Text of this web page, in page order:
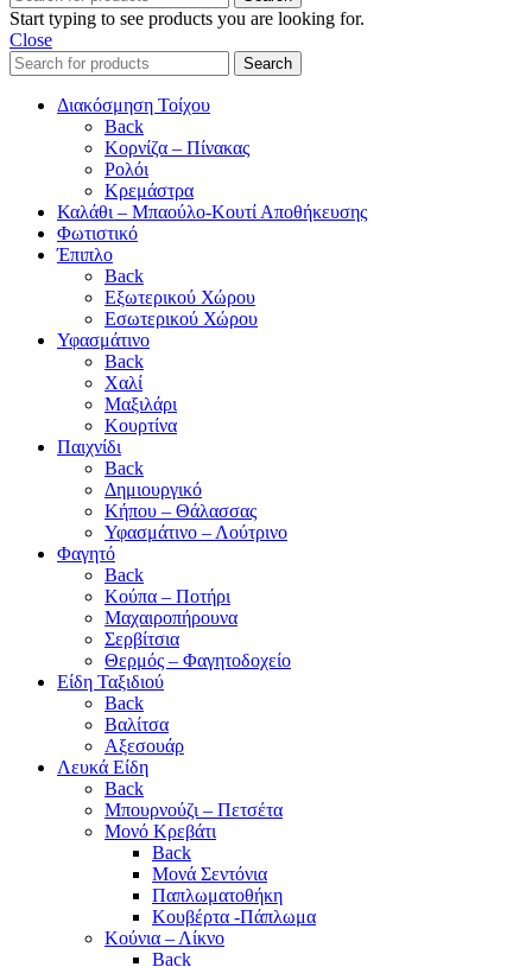
Start typing to see products you are looking for.
Close
Search
Διακόσμηση Τοίχου
Back
Κορνίζα – Πίνακας
Ρολόι
Κρεμάστρα
Καλάθι – Μπαούλο-Κουτί Αποθήκευσης
Φωτιστικό
Έπιπλο
Back
Εξωτερικού Χώρου
Εσωτερικού Χώρου
Υφασμάτινο
Back
Χαλί
Μαξιλάρι
Κουρτίνα
Παιχνίδι
Back
Δημιουργικό
Κήπου – Θάλασσας
Υφασμάτινο – Λούτρινο
Φαγητό
Back
Κούπα – Ποτήρι
Μαχαιροπήρουνα
Σερβίτσια
Θερμός – Φαγητοδοχείο
Είδη Ταξιδιού
Back
Βαλίτσα
Αξεσουάρ
Λευκά Είδη
Back
Μπουρνούζι – Πετσέτα
Μονό Κρεβάτι
Back
Μονά Σεντόνια
Παπλωματοθήκη
Κουβέρτα -Πάπλωμα
Κούνια – Λίκνο
Back